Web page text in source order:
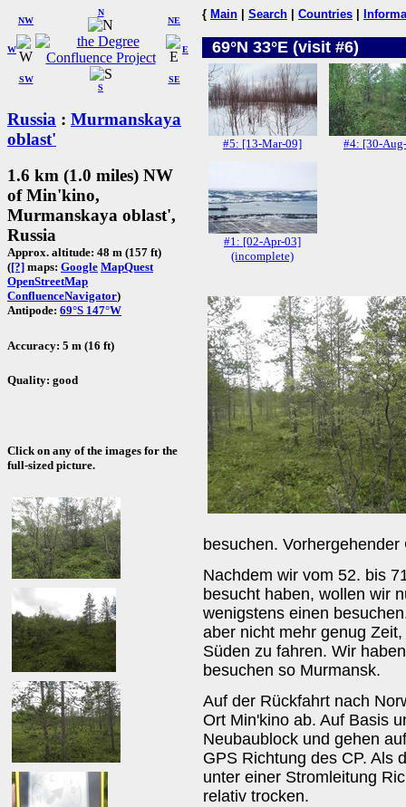
W
NW
N
NE
SW
S
SE
E
Russia : Murmanskaya
oblast'
1.6 km (1.0 miles) NW
of Min'kino,
Murmanskaya oblast',
Russia
Approx. altitude: 48 m (157 ft)
([?] maps: Google MapQuest
OpenStreetMap
ConfluenceNavigator)
Antipode: 69°S 147°W
Accuracy: 5 m (16 ft)
Quality: good
Click on any of the images for the
full-sized picture.
{ Main Search Countries
69°N 33°E (visit #6)
#5: [13-Mar-09] #4: [30-
#1: [02-Apr-03]
(incomplete)
besuchen.
Nachdem wir vom 52. bis
besucht haben, wollen wir
wenigstens einen
aber nicht mehr genug
Süden zu fahren. Wir
besuchen so Murmansk.
Auf der Rückfahrt nach
Ort Min'kino ab. Auf Basis
Neubaublock und gehen
GPS Richtung des CP. Als
unter einer Stromleitung
relativ trocken.